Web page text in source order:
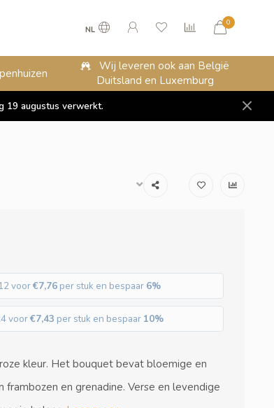
NL
0
Wij leveren ook aan België
Duitsland en Luxemburg
19 augustus verwerkt.
voor€7,76 per stuk en bespaar 6%
voor€7,43 per stuk en bespaar 10%
kleur. Het bouquet bevat bloemige en
frambozen en grenadine. Verse en levendige